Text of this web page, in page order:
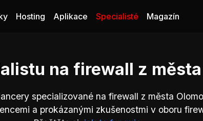
Hosting Aplikace Specialisté Magazín
na firewall z
specializované na firewall z města
a prokázanými zkušenostmi v oboru